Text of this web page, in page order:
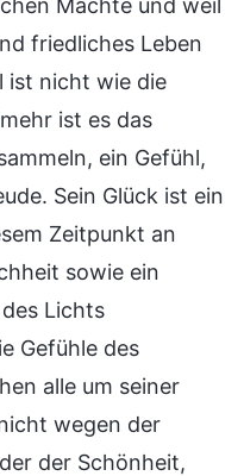
friedliches Leben
ist nicht wie die
ist es das
ein Gefühl,
Sein Glück ist ein
Zeitpunkt an
sowie ein
Lichts
Gefühle des
alle um seiner
wegen der
der Schönheit,